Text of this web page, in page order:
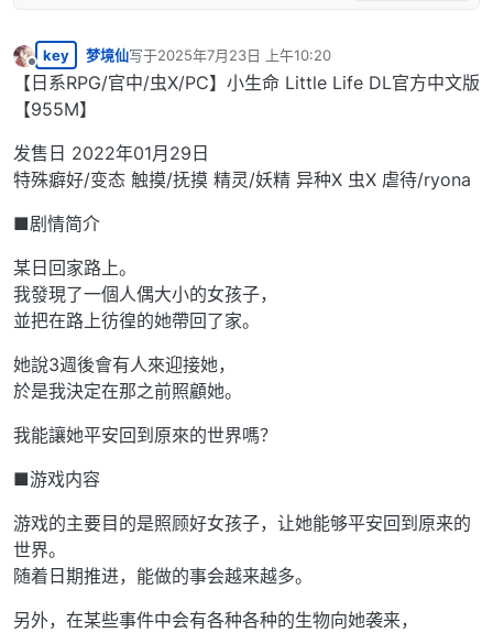
离线
key 梦境仙写于2025年7月23日 上午10:20
最后由 编辑
【日系RPG/官中/虫X/PC】小生命 Little Life DL官方中文版
【955M】
发售日 2022年01月29日
特殊癖好/变态 触摸/抚摸 精灵/妖精 异种X 虫X 虐待/ryona
■剧情简介
某日回家路上。
我發現了一個人偶大小的女孩子，
並把在路上彷徨的她帶回了家。
她說3週後會有人來迎接她，
於是我決定在那之前照顧她。
我能讓她平安回到原來的世界嗎？
■游戏内容
游戏的主要目的是照顾好女孩子，让她能够平安回到原来的
世界。
随着日期推进，能做的事会越来越多。
另外，在某些事件中会有各种各种的生物向她袭来，